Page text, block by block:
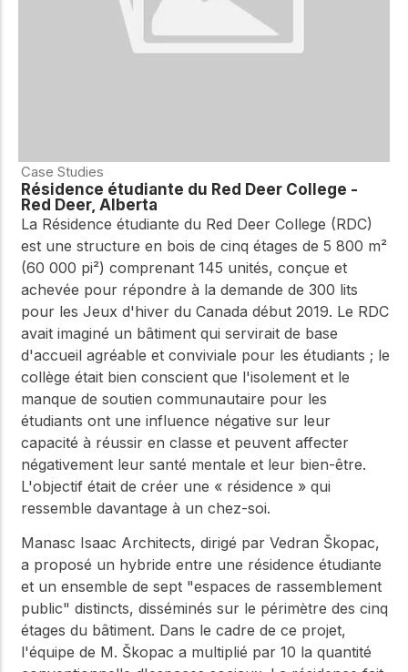
Case Studies
Résidence étudiante du Red Deer College -
Red Deer, Alberta
La Résidence étudiante du Red Deer College (RDC)
est une structure en bois de cinq étages de 5 800 m²
(60 000 pi²) comprenant 145 unités, conçue et
achevée pour répondre à la demande de 300 lits
pour les Jeux d'hiver du Canada début 2019. Le RDC
avait imaginé un bâtiment qui servirait de base
d'accueil agréable et conviviale pour les étudiants ; le
collège était bien conscient que l'isolement et le
manque de soutien communautaire pour les
étudiants ont une influence négative sur leur
capacité à réussir en classe et peuvent affecter
négativement leur santé mentale et leur bien-être.
L'objectif était de créer une « résidence » qui
ressemble davantage à un chez-soi.
Manasc Isaac Architects, dirigé par Vedran Škopac,
a proposé un hybride entre une résidence étudiante
et un ensemble de sept "espaces de rassemblement
public" distincts, disséminés sur le périmètre des cinq
étages du bâtiment. Dans le cadre de ce projet,
l'équipe de M. Škopac a multiplié par 10 la quantité